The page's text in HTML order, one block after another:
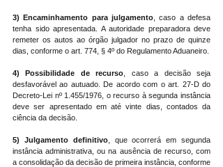
3) Encaminhamento para julgamento , caso a defesa
tenha sido apresentada. A autoridade preparadora deve
remeter os autos ao órgão julgador no prazo de quinze
dias, conforme o art. 774, § 4º do Regulamento Aduaneiro.
4) Possibilidade de recurso , caso a decisão seja
desfavorável ao autuado. De acordo com o art. 27-D do
Decreto-Lei nº 1.455/1976, o recurso à segunda instância
deve ser apresentado em até vinte dias, contados da
ciência da decisão.
5) Julgamento definitivo, que ocorrerá em segunda
instância administrativa, ou na ausência de recurso, com
a consolidação da decisão de primeira instância, conforme